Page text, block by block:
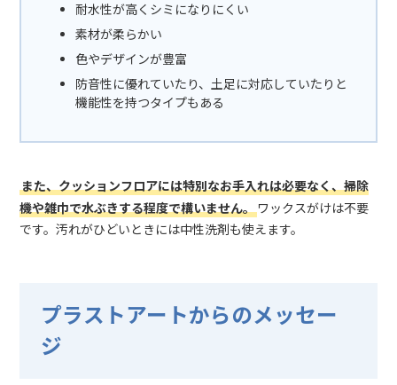
耐水性が高くシミになりにくい
素材が柔らかい
色やデザインが豊富
防音性に優れていたり、土足に対応していたりと
機能性を持つタイプもある
また、クッションフロアには特別なお手入れは必要なく、掃除
機や雑巾で水ぶきする程度で構いません。ワックスがけは不要
です。汚れがひどいときには中性洗剤も使えます。
プラストアートからのメッセー
ジ